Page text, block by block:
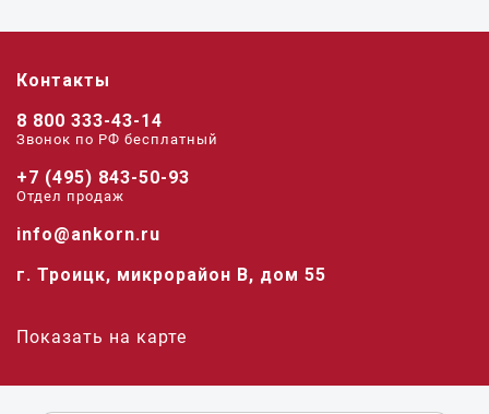
Контакты
8 800 333-43-14
Звонок по РФ беcплатный
+7 (495) 843-50-93
Отдел продаж
info@ankorn.ru
г. Троицк, микрорайон В, дом 55
Показать на карте